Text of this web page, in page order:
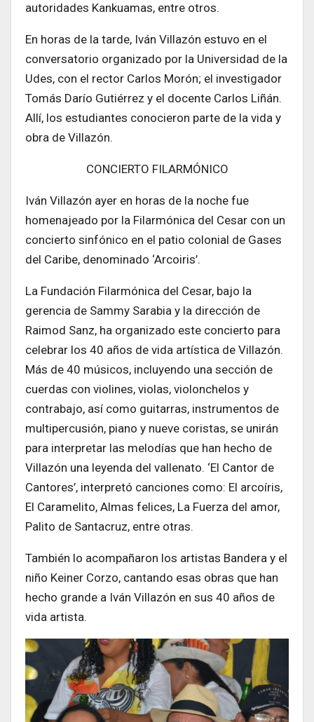
autoridades Kankuamas, entre otros.
En horas de la tarde, Iván Villazón estuvo en el
conversatorio organizado por la Universidad de la
Udes, con el rector Carlos Morón; el investigador
Tomás Darío Gutiérrez y el docente Carlos Liñán.
Allí, los estudiantes conocieron parte de la vida y
obra de Villazón.
CONCIERTO FILARMÓNICO
Iván Villazón ayer en horas de la noche fue
homenajeado por la Filarmónica del Cesar con un
concierto sinfónico en el patio colonial de Gases
del Caribe, denominado ‘Arcoiris’.
La Fundación Filarmónica del Cesar, bajo la
gerencia de Sammy Sarabia y la dirección de
Raimod Sanz, ha organizado este concierto para
celebrar los 40 años de vida artística de Villazón.
Más de 40 músicos, incluyendo una sección de
cuerdas con violines, violas, violonchelos y
contrabajo, así como guitarras, instrumentos de
multipercusión, piano y nueve coristas, se unirán
para interpretar las melodías que han hecho de
Villazón una leyenda del vallenato. ‘El Cantor de
Cantores’, interpretó canciones como: El arcoíris,
El Caramelito, Almas felices, La Fuerza del amor,
Palito de Santacruz, entre otras.
También lo acompañaron los artistas Bandera y el
niño Keiner Corzo, cantando esas obras que han
hecho grande a Iván Villazón en sus 40 años de
vida artista.